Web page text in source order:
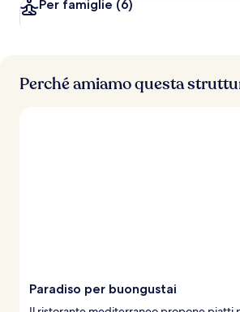
Per famiglie (6)
Perché amiamo questa
Paradiso per buongustai